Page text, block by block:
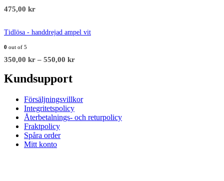
475,00 kr
Tidlösa - handdrejad ampel vit
0 out of 5
350,00 kr – 550,00 kr
Kundsupport
Försäljningsvillkor
Integritetspolicy
Återbetalnings- och returpolicy
Fraktpolicy
Spåra order
Mitt konto